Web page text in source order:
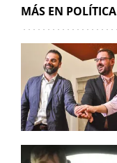
MÁS EN POLÍTICA